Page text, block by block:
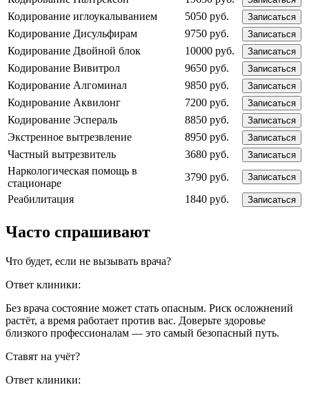
Кодирование иглоукалыванием 5050 руб. Записаться
Кодирование Дисульфирам 9750 руб. Записаться
Кодирование Двойной блок 10000 руб. Записаться
Кодирование Вивитрол 9650 руб. Записаться
Кодирование Алгоминал 9850 руб. Записаться
Кодирование Аквилонг 7200 руб. Записаться
Кодирование Эспераль 8850 руб. Записаться
Экстренное вытрезвление 8950 руб. Записаться
Частный вытрезвитель 3680 руб. Записаться
Наркологическая помощь в
стационаре
3790 руб. Записаться
Реабилитация 1840 руб. Записаться
Часто спрашивают
Что будет, если не вызывать врача?
Ответ клиники:
Без врача состояние может стать опасным. Риск осложнений
растёт, а время работает против вас. Доверьте здоровье
близкого профессионалам — это самый безопасный путь.
Ставят на учёт?
Ответ клиники: